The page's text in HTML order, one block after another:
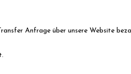
Anfrage über unsere Website